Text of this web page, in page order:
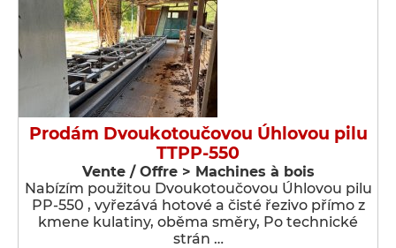
Prodám Dvoukotoučovou Úhlovou pilu
TTPP-550
Vente / Offre > Machines à bois
Nabízím použitou Dvoukotoučovou Úhlovou pilu
PP-550 , vyřezává hotové a čisté řezivo přímo z
kmene kulatiny, oběma směry, Po technické
strán …